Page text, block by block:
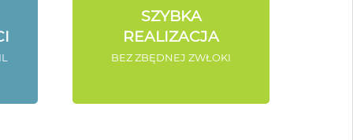
SZYBKA
REALIZACJA
BEZ ZBĘDNEJ ZWŁOKI